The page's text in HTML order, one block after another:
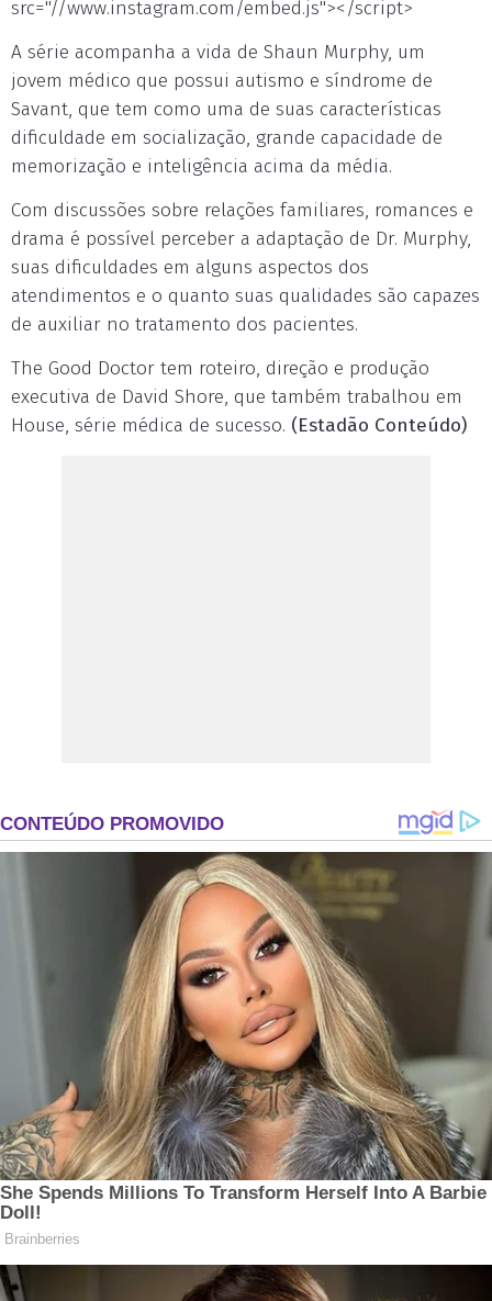
src="//www.instagram.com/embed.js"></script>
A série acompanha a vida de Shaun Murphy, um
jovem médico que possui autismo e síndrome de
Savant, que tem como uma de suas características
dificuldade em socialização, grande capacidade de
memorização e inteligência acima da média.
Com discussões sobre relações familiares, romances e
drama é possível perceber a adaptação de Dr. Murphy,
suas dificuldades em alguns aspectos dos
atendimentos e o quanto suas qualidades são capazes
de auxiliar no tratamento dos pacientes.
The Good Doctor tem roteiro, direção e produção
executiva de David Shore, que também trabalhou em
House, série médica de sucesso. (Estadão Conteúdo)